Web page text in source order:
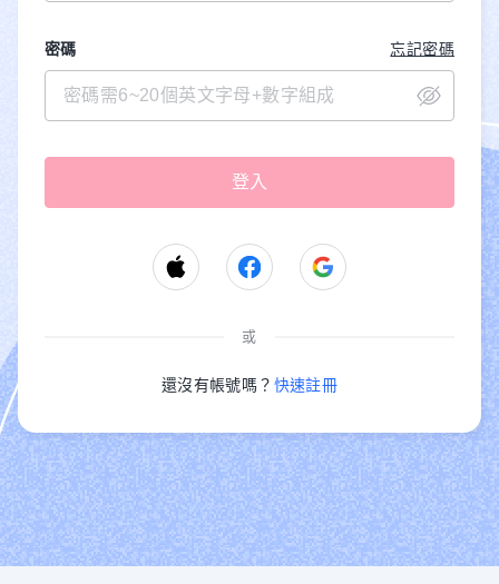
密碼 忘記密碼
或
還沒有帳號嗎？ 快速註冊